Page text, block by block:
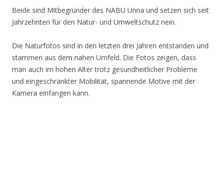
Beide sind Mitbegründer des NABU Unna und setzen sich seit
Jahrzehnten für den Natur- und Umweltschutz nein.
Die Naturfotos sind in den letzten drei Jahren entstanden und
stammen aus dem nahen Umfeld. Die Fotos zeigen, dass
man auch im hohen Alter trotz gesundheitlicher Probleme
und eingeschränkter Mobilität, spannende Motive mit der
Kamera einfangen kann.